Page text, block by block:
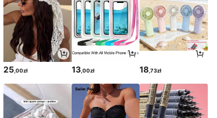
25,00zł 13,00zł 18,73zł